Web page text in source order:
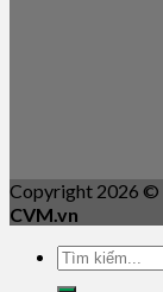
Copyright 2026 ©
CVM.vn